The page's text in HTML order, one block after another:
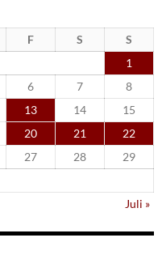
F S
S
1
6 7
8
13 14
15
20 21
22
27 28
29
Juli »